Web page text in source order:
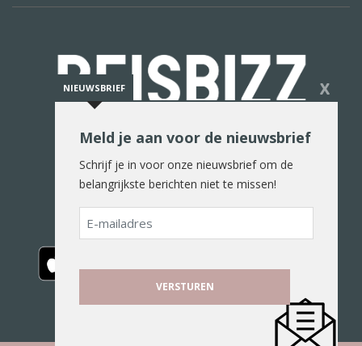
De reiswereld in woord en beeld
NIEUWSBRIEF X
Meld je aan voor de nieuwsbrief
Schrijf je in voor onze nieuwsbrief om de
belangrijkste berichten niet te missen!
E-
mailadres